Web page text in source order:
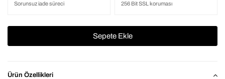
Sorunsuz iade süreci 256 Bit SSL koruması
Ürün Özellikleri